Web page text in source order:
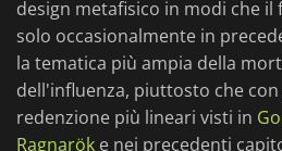
design metafisico in modi che il
solo occasionalmente in
la tematica più ampia della
dell'influenza, piuttosto che
redenzione più lineari visti in
Ragnarök e nei precedenti